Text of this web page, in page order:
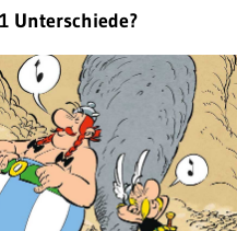
Unterschiede?